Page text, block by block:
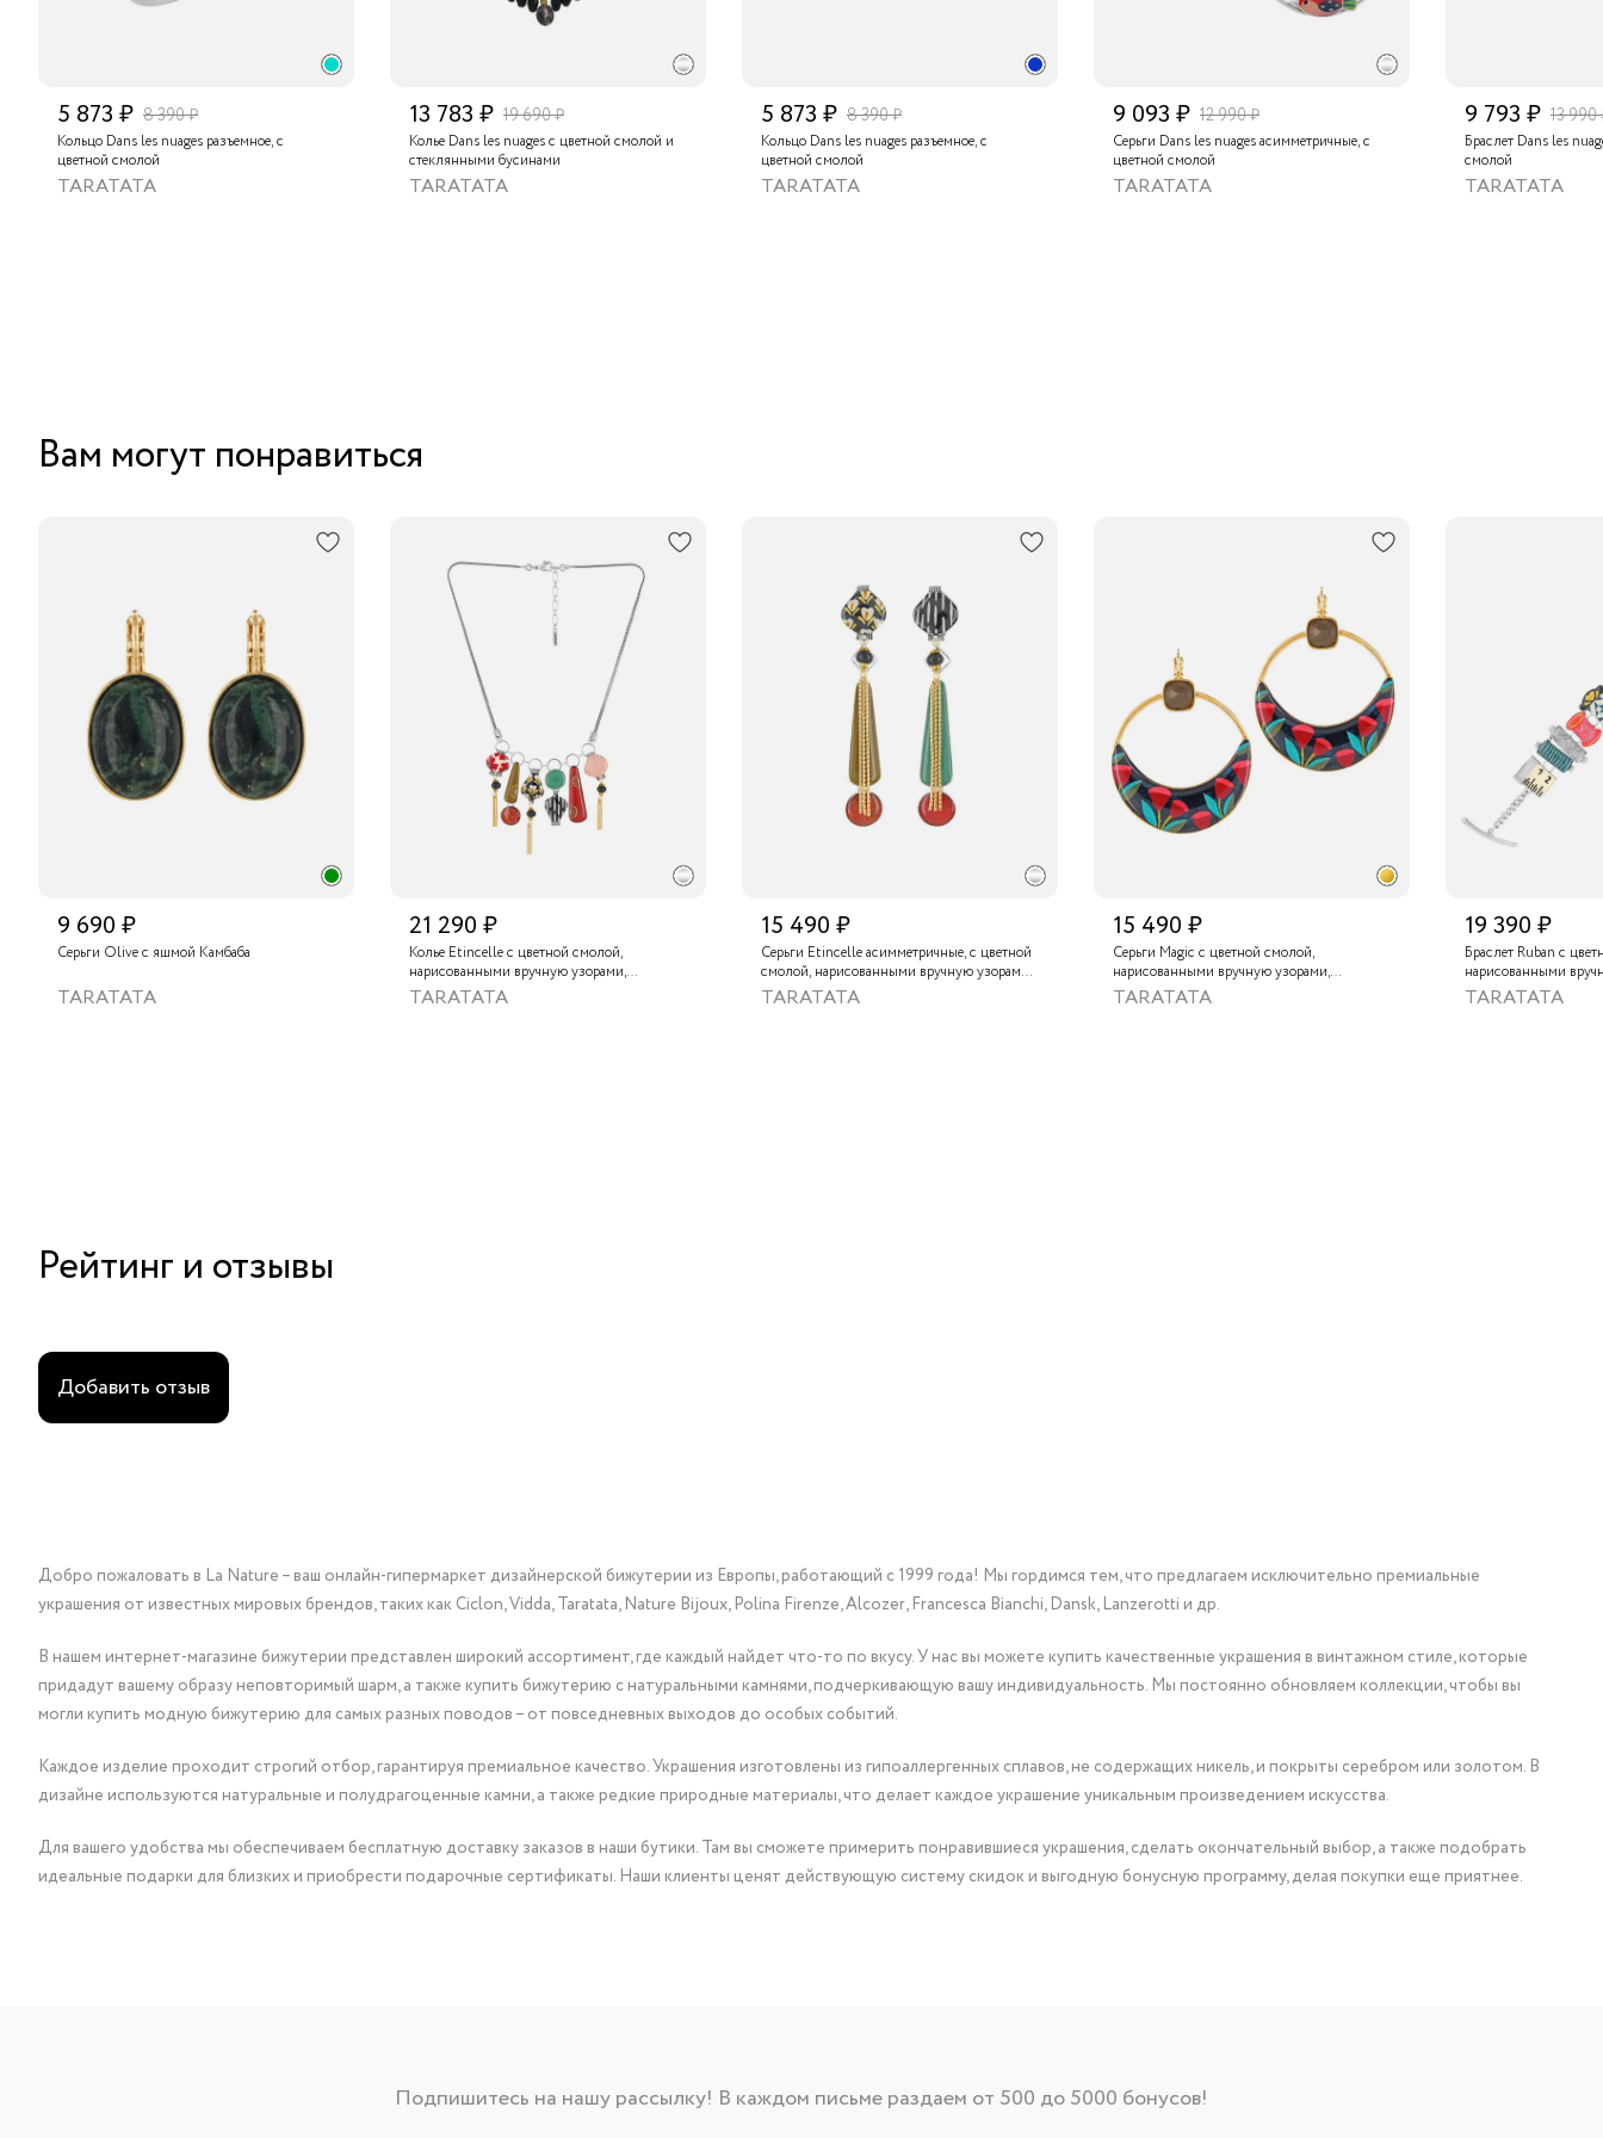
5 873 ₽ 8 390 ₽
Кольцо Dans les nuages разъемное, с
цветной смолой
TARATATA
13 783 ₽ 19 690 ₽
Колье Dans les nuages с цветной смолой и
стеклянными бусинами
TARATATA
5 873 ₽ 8 390 ₽
Кольцо Dans les nuages разъемное, с
цветной смолой
TARATATA
9 093 ₽ 12 990 ₽
Серьги Dans les nuages асимметричные, с
цветной смолой
TARATATA
9 793 ₽ 13 990
Браслет Dans les
смолой
TARATATA
Вам могут понравиться
9 690 ₽
Серьги Olive с яшмой Камбаба
TARATATA
21 290 ₽
Колье Etincelle с цветной смолой,
нарисованными вручную узорами,
слюдяным порошком, золотой краской,
стеклянными бусинам и тонированным
TARATATA
15 490 ₽
Серьги Etincelle асимметричные, с цветной
смолой, нарисованными вручную узорами,
слюдяным порошком, стеклянной бусиной,
тонированным гематитом и золотой
TARATATA
15 490 ₽
Серьги Magic с цветной смолой,
нарисованными вручную узорами,
лабрадоритом и металлизированной
крааской
TARATATA
19 390 ₽
Браслет Ruban с
нарисованными
золотой краской
TARATATA
Рейтинг и отзывы
Добавить отзыв
Добро пожаловать в La Nature – ваш онлайн-гипермаркет дизайнерской бижутерии из Европы, работающий с 1999 года! Мы гордимся тем, что предлагаем исключительно премиальные
украшения от известных мировых брендов, таких как Ciclon, Vidda, Taratata, Nature Bijoux, Polina Firenze, Alcozer, Francesca Bianchi, Dansk, Lanzerotti и др.
В нашем интернет-магазине бижутерии представлен широкий ассортимент, где каждый найдет что-то по вкусу. У нас вы можете купить качественные украшения в винтажном стиле, которые
придадут вашему образу неповторимый шарм, а также купить бижутерию с натуральными камнями, подчеркивающую вашу индивидуальность. Мы постоянно обновляем коллекции, чтобы вы
могли купить модную бижутерию для самых разных поводов – от повседневных выходов до особых событий.
Каждое изделие проходит строгий отбор, гарантируя премиальное качество. Украшения изготовлены из гипоаллергенных сплавов, не содержащих никель, и покрыты серебром или золотом. В
дизайне используются натуральные и полудрагоценные камни, а также редкие природные материалы, что делает каждое украшение уникальным произведением искусства.
Для вашего удобства мы обеспечиваем бесплатную доставку заказов в наши бутики. Там вы сможете примерить понравившиеся украшения, сделать окончательный выбор, а также подобрать
идеальные подарки для близких и приобрести подарочные сертификаты. Наши клиенты ценят действующую систему скидок и выгодную бонусную программу, делая покупки еще приятнее.
Подпишитесь на нашу рассылку! В каждом письме раздаем от 500 до 5000 бонусов!